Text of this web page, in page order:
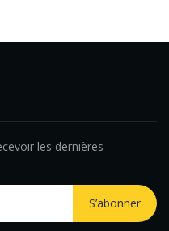
les dernières
S’abonner